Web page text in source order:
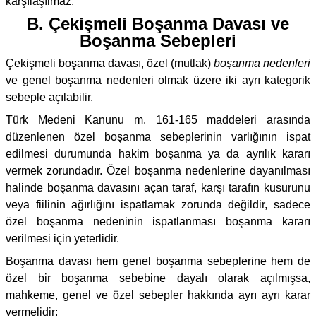
B. Çekişmeli Boşanma Davası ve
Boşanma Sebepleri
Çekişmeli boşanma davası, özel (mutlak) boşanma nedenleri
ve genel boşanma nedenleri olmak üzere iki ayrı kategorik
sebeple açılabilir.
Türk Medeni Kanunu m. 161-165 maddeleri arasında
düzenlenen özel boşanma sebeplerinin varlığının ispat
edilmesi durumunda hakim boşanma ya da ayrılık kararı
vermek zorundadır. Özel boşanma nedenlerine dayanılması
halinde boşanma davasını açan taraf, karşı tarafın kusurunu
veya fiilinin ağırlığını ispatlamak zorunda değildir, sadece
özel boşanma nedeninin ispatlanması boşanma kararı
verilmesi için yeterlidir.
Boşanma davası hem genel boşanma sebeplerine hem de
özel bir boşanma sebebine dayalı olarak açılmışsa,
mahkeme, genel ve özel sebepler hakkında ayrı ayrı karar
vermelidir: